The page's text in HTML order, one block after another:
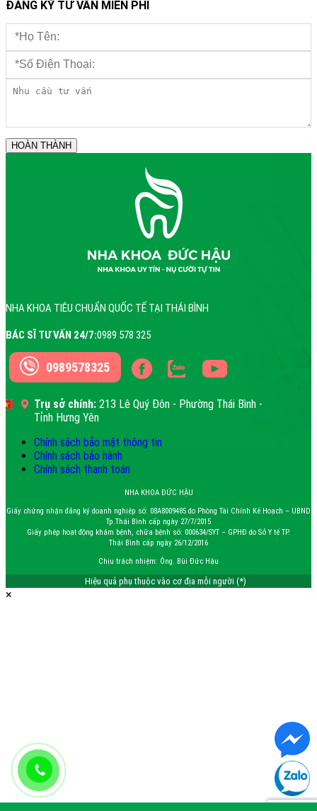
ĐĂNG KÝ TƯ VẤN MIỄN PHÍ
NHA KHOA TIÊU CHUẨN QUỐC TẾ TẠI THÁI BÌNH
BÁC SĨ TƯ VẤN 24/7:0989 578 325
0989578325
Trụ sở chính: 213 Lê Quý Đôn - Phường Thái Bình -
Tỉnh Hưng Yên
Chính sách bảo mật thông tin
Chính sách bảo hành
Chính sách thanh toán
NHA KHOA ĐỨC HẬU
Giấy chứng nhận đăng ký doanh nghiệp số: 08A8009485 do Phòng Tài Chính Kế Hoạch – UBND
Tp.Thái Bình cấp ngày 27/7/2015
Giấy phép hoạt động khám bệnh, chữa bệnh số: 000634/SYT – GPHĐ do Sở Y tế TP.
Thái Bình cấp ngày 26/12/2016
Chịu trách nhiệm: Ông. Bùi Đức Hậu
Hiệu quả phụ thuộc vào cơ địa mỗi người (*)
×